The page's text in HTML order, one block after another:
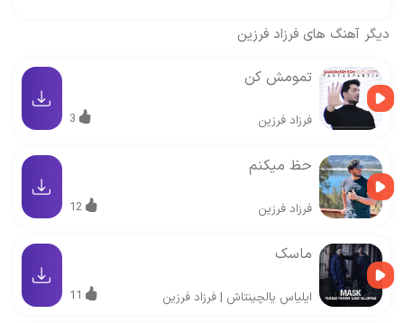
دیگر آهنگ های فرزاد فرزین
تمومش کن
فرزاد فرزین 3
حظ میکنم
فرزاد فرزین 12
ماسک
ایلیاس یالچینتاش | فرزاد فرزین 11